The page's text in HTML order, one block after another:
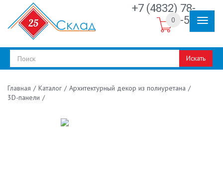
+7 (4832) 78-
30-50
Искать
0
Главная / Каталог / Архитектурный декор из полиуретана /
3D-панели /